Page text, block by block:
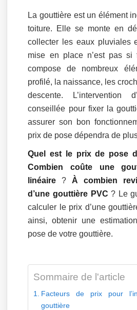
La gouttière est un élément
toiture. Elle se monte en
collecter les eaux pluviales
mise en place n’est pas
compose de nombreux
profilé, la naissance, les
descente. L’intervention
conseillée pour fixer la
assurer son bon
prix de pose dépendra de
Quel est le prix de pose
Combien coûte une
linéaire ? À combien
d’une gouttière PVC ? Le
calculer le prix d’une
ainsi, obtenir une
pose de votre gouttière.
Sommaire de l'article
Facteurs de prix pour
gouttière